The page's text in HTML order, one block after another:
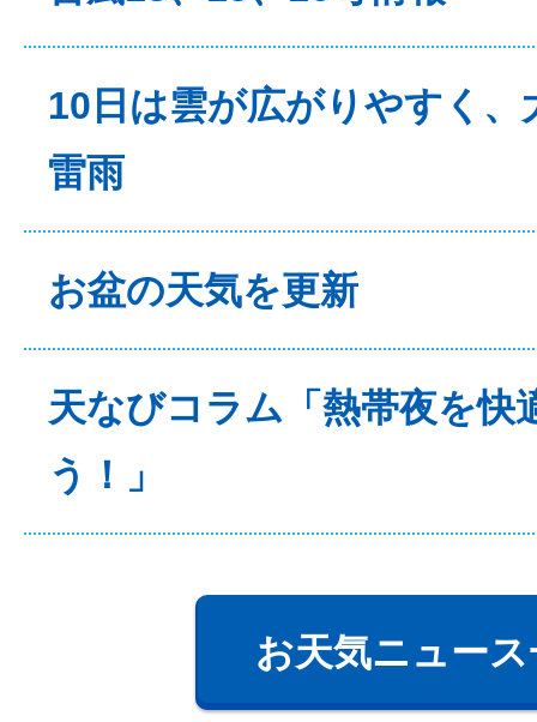
10日は雲が広がりやすく、
雷雨
お盆の天気を更新
天なびコラム「熱帯夜を快
う！」
お天気ニュー